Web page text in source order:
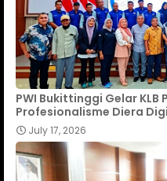
PWI Bukittinggi Gelar KLB
Profesionalisme Diera
July 17, 2026